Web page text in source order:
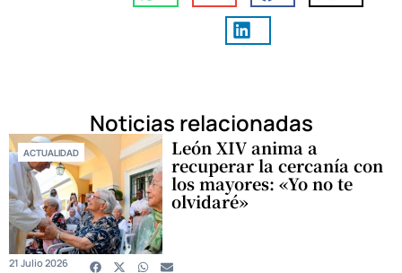
Noticias relacionadas
ACTUALIDAD León XIV anima a
recuperar la cercanía con
los mayores: «Yo no te
olvidaré»
21 Julio 2026